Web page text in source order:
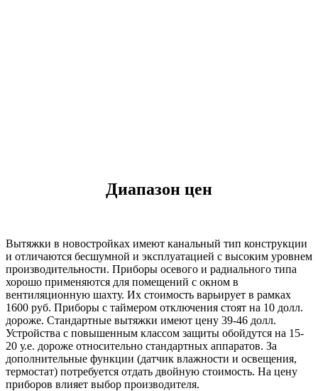
Диапазон цен
Вытяжки в новостройках имеют канальный тип конструкции
и отличаются бесшумной и эксплуатацией с высоким уровнем
производительности. Приборы осевого и радиального типа
хорошо применяются для помещений с окном в
вентиляционную шахту. Их стоимость варьирует в рамках
1600 руб. Приборы с таймером отключения стоят на 10 долл.
дороже. Стандартные вытяжки имеют цену 39-46 долл.
Устройства с повышенным классом защиты обойдутся на 15-
20 у.е. дороже относительно стандартных аппаратов. За
дополнительные функции (датчик влажности и освещения,
термостат) потребуется отдать двойную стоимость. На цену
приборов влияет выбор производителя.